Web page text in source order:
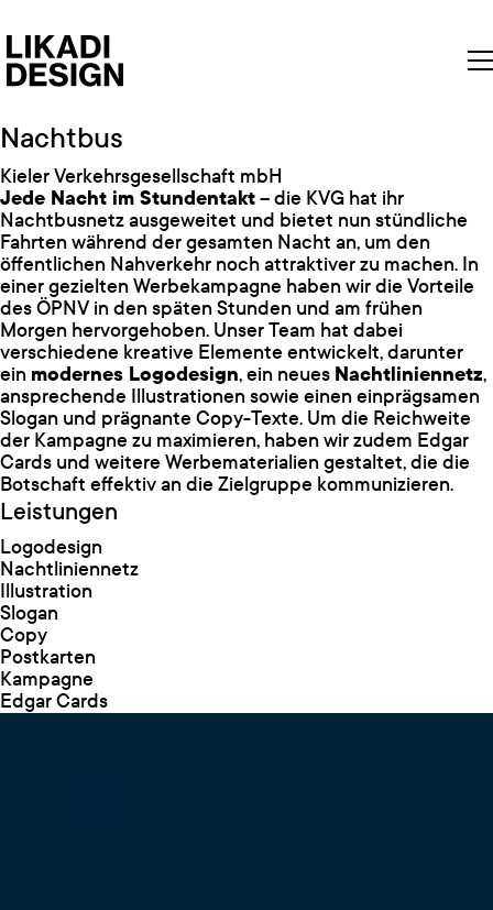
Nachtbus
Kieler Verkehrsgesellschaft mbH
Jede Nacht im Stundentakt– die KVG hat ihr
Nachtbusnetz ausgeweitet und bietet nun stündliche
Fahrten während der gesamten Nacht an, um den
öffentlichen Nahverkehr noch attraktiver zu machen. In
einer gezielten Werbekampagne haben wir die Vorteile
des ÖPNV in den späten Stunden und am frühen
Morgen hervorgehoben. Unser Team hat dabei
verschiedene kreative Elemente entwickelt, darunter
ein modernes Logodesign, ein neues Nachtliniennetz,
ansprechende Illustrationen sowie einen einprägsamen
Slogan und prägnante Copy-Texte. Um die Reichweite
der Kampagne zu maximieren, haben wir zudem Edgar
Cards und weitere Werbematerialien gestaltet, die die
Botschaft effektiv an die Zielgruppe kommunizieren.
Leistungen
Logodesign
Nachtliniennetz
Illustration
Slogan
Copy
Postkarten
Kampagne
Edgar Cards